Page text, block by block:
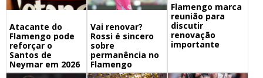
Atacante do
Flamengo pode
reforçar o
Santos de
Neymar em 2026
Vai renovar?
Rossi é sincero
sobre
permanência no
Flamengo
Flamengo marca
reunião para
discutir
renovação
importante